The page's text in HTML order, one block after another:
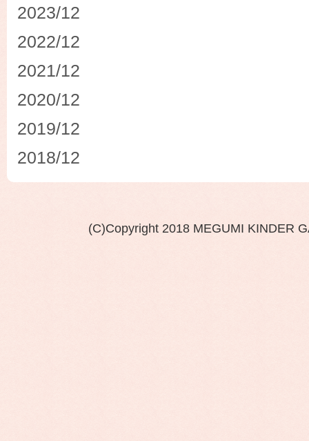
2023/12
2022/12
2021/12
2020/12
2019/12
2018/12
(C)Copyright 2018 MEGUMI KINDER